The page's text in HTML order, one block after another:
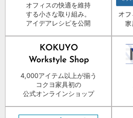
オフィスの快適を維持
する小さな取り組み。
アイデアレシピを公開
4,000アイテム以上が揃う
コクヨ家具初の
公式オンラインショップ